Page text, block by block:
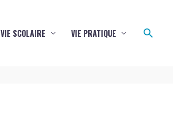
VIE SCOLAIRE VIE PRATIQUE